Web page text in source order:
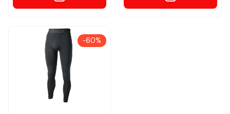
-60%